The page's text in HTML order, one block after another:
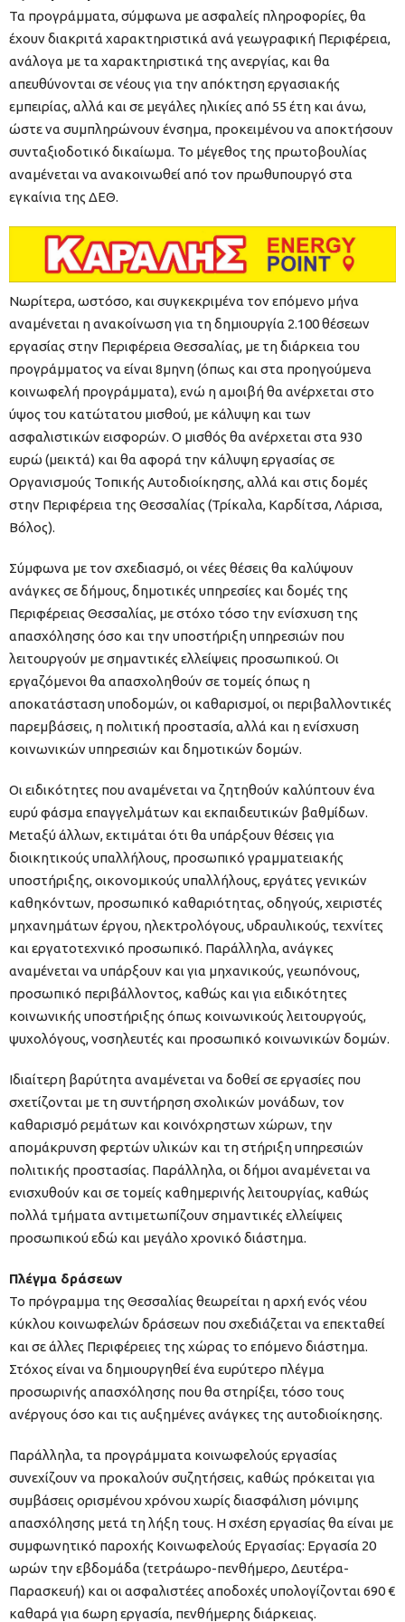
Τα προγράμματα, σύμφωνα με ασφαλείς πληροφορίες, θα
έχουν διακριτά χαρακτηριστικά ανά γεωγραφική Περιφέρεια,
ανάλογα με τα χαρακτηριστικά της ανεργίας, και θα
απευθύνονται σε νέους για την απόκτηση εργασιακής
εμπειρίας, αλλά και σε μεγάλες ηλικίες από 55 έτη και άνω,
ώστε να συμπληρώνουν ένσημα, προκειμένου να αποκτήσουν
συνταξιοδοτικό δικαίωμα. Το μέγεθος της πρωτοβουλίας
αναμένεται να ανακοινωθεί από τον πρωθυπουργό στα
εγκαίνια της ΔΕΘ.
Νωρίτερα, ωστόσο, και συγκεκριμένα τον επόμενο μήνα
αναμένεται η ανακοίνωση για τη δημιουργία 2.100 θέσεων
εργασίας στην Περιφέρεια Θεσσαλίας, με τη διάρκεια του
προγράμματος να είναι 8μηνη (όπως και στα προηγούμενα
κοινωφελή προγράμματα), ενώ η αμοιβή θα ανέρχεται στο
ύψος του κατώτατου μισθού, με κάλυψη και των
ασφαλιστικών εισφορών. Ο μισθός θα ανέρχεται στα 930
ευρώ (μεικτά) και θα αφορά την κάλυψη εργασίας σε
Οργανισμούς Τοπικής Αυτοδιοίκησης, αλλά και στις δομές
στην Περιφέρεια της Θεσσαλίας (Τρίκαλα, Καρδίτσα, Λάρισα,
Βόλος).
Σύμφωνα με τον σχεδιασμό, οι νέες θέσεις θα καλύψουν
ανάγκες σε δήμους, δημοτικές υπηρεσίες και δομές της
Περιφέρειας Θεσσαλίας, με στόχο τόσο την ενίσχυση της
απασχόλησης όσο και την υποστήριξη υπηρεσιών που
λειτουργούν με σημαντικές ελλείψεις προσωπικού. Οι
εργαζόμενοι θα απασχοληθούν σε τομείς όπως η
αποκατάσταση υποδομών, οι καθαρισμοί, οι περιβαλλοντικές
παρεμβάσεις, η πολιτική προστασία, αλλά και η ενίσχυση
κοινωνικών υπηρεσιών και δημοτικών δομών.
Οι ειδικότητες που αναμένεται να ζητηθούν καλύπτουν ένα
ευρύ φάσμα επαγγελμάτων και εκπαιδευτικών βαθμίδων.
Μεταξύ άλλων, εκτιμάται ότι θα υπάρξουν θέσεις για
διοικητικούς υπαλλήλους, προσωπικό γραμματειακής
υποστήριξης, οικονομικούς υπαλλήλους, εργάτες γενικών
καθηκόντων, προσωπικό καθαριότητας, οδηγούς, χειριστές
μηχανημάτων έργου, ηλεκτρολόγους, υδραυλικούς, τεχνίτες
και εργατοτεχνικό προσωπικό. Παράλληλα, ανάγκες
αναμένεται να υπάρξουν και για μηχανικούς, γεωπόνους,
προσωπικό περιβάλλοντος, καθώς και για ειδικότητες
κοινωνικής υποστήριξης όπως κοινωνικούς λειτουργούς,
ψυχολόγους, νοσηλευτές και προσωπικό κοινωνικών δομών.
Ιδιαίτερη βαρύτητα αναμένεται να δοθεί σε εργασίες που
σχετίζονται με τη συντήρηση σχολικών μονάδων, τον
καθαρισμό ρεμάτων και κοινόχρηστων χώρων, την
απομάκρυνση φερτών υλικών και τη στήριξη υπηρεσιών
πολιτικής προστασίας. Παράλληλα, οι δήμοι αναμένεται να
ενισχυθούν και σε τομείς καθημερινής λειτουργίας, καθώς
πολλά τμήματα αντιμετωπίζουν σημαντικές ελλείψεις
προσωπικού εδώ και μεγάλο χρονικό διάστημα.
Πλέγμα δράσεων
Το πρόγραμμα της Θεσσαλίας θεωρείται η αρχή ενός νέου
κύκλου κοινωφελών δράσεων που σχεδιάζεται να επεκταθεί
και σε άλλες Περιφέρειες της χώρας το επόμενο διάστημα.
Στόχος είναι να δημιουργηθεί ένα ευρύτερο πλέγμα
προσωρινής απασχόλησης που θα στηρίξει, τόσο τους
ανέργους όσο και τις αυξημένες ανάγκες της αυτοδιοίκησης.
Παράλληλα, τα προγράμματα κοινωφελούς εργασίας
συνεχίζουν να προκαλούν συζητήσεις, καθώς πρόκειται για
συμβάσεις ορισμένου χρόνου χωρίς διασφάλιση μόνιμης
απασχόλησης μετά τη λήξη τους. Η σχέση εργασίας θα είναι με
συμφωνητικό παροχής Κοινωφελούς Εργασίας: Εργασία 20
ωρών την εβδομάδα (τετράωρο-πενθήμερο, Δευτέρα-
Παρασκευή) και οι ασφαλιστέες αποδοχές υπολογίζονται 690 €
καθαρά για 6ωρη εργασία, πενθήμερης διάρκειας.